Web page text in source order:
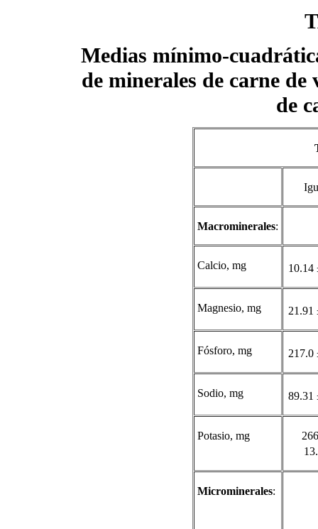
Medias mínimo-
de minerales de carne
de
Macrominerales:
Calcio, mg 10.14
Magnesio, mg 21.91
Fósforo, mg 217.0
Sodio, mg 89.31
Potasio, mg
Microminerales: